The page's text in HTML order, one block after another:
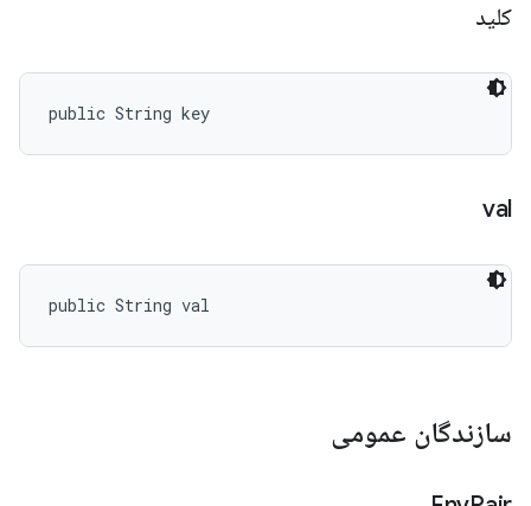
کلید
public String key
val
public String val
سازندگان عمومی